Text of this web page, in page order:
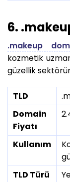
6.
.makeup
kozmetik
güzellik
TLD
Domain
Fiyatı
Kullanım
TLD Türü